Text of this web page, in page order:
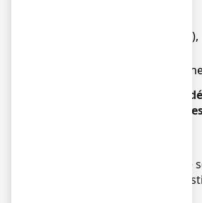
● Indigestion (dyspepsie),
● Sécheresse de la
La fréquence des effets
suivants ne peut pas être
En raison de la présence de
possibilité de troubles